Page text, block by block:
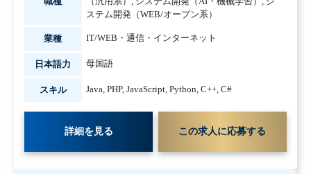
ステム開発（WEB/オープン系）
業種 IT/WEB・通信・インターネット
日本語力 母国語
スキル Java, PHP, JavaScript, Python, C++, C#
詳細を見る この求人に応募する